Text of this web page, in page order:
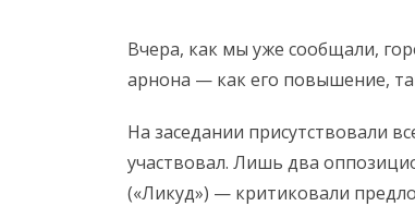
Вчера, как мы уже сообщали,
арнона — как его повышение,
На заседании присутствовали
участвовал. Лишь два
(«Ликуд») — критиковали